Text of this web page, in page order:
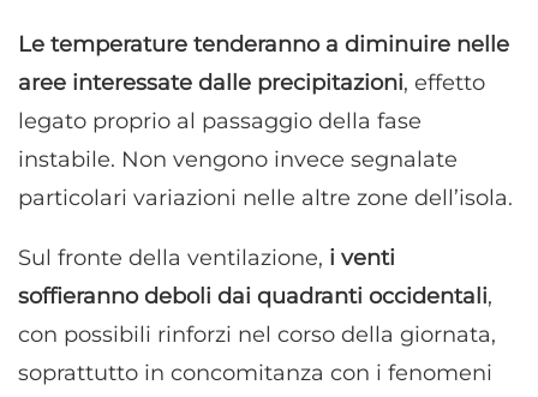
Le temperature tenderanno a diminuire nelle
aree interessate dalle precipitazioni, effetto
legato proprio al passaggio della fase
instabile. Non vengono invece segnalate
particolari variazioni nelle altre zone dell’isola.
Sul fronte della ventilazione, i venti
soffieranno deboli dai quadranti occidentali,
con possibili rinforzi nel corso della giornata,
soprattutto in concomitanza con i fenomeni